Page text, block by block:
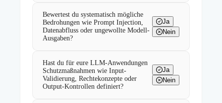
Bewertest du systematisch mögliche
Bedrohungen wie Prompt Injection,
Datenabfluss oder ungewollte Modell-
Ausgaben?
Ja
Nein
Hast du für eure LLM-Anwendungen
Schutzmaßnahmen wie Input-
Validierung, Rechtekonzepte oder
Output-Kontrollen definiert?
Ja
Nein